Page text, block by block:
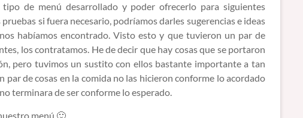
de menú desarrollado y poder ofrecerlo para siguientes
si fuera necesario, podríamos darles sugerencias e ideas
habíamos encontrado. Visto esto y que tuvieron un par de
los contratamos. He de decir que hay cosas que se portaron
pero tuvimos un sustito con ellos bastante importante a tan
par de cosas en la comida no las hicieron conforme lo acordado
terminara de ser conforme lo esperado.
menú 🙂